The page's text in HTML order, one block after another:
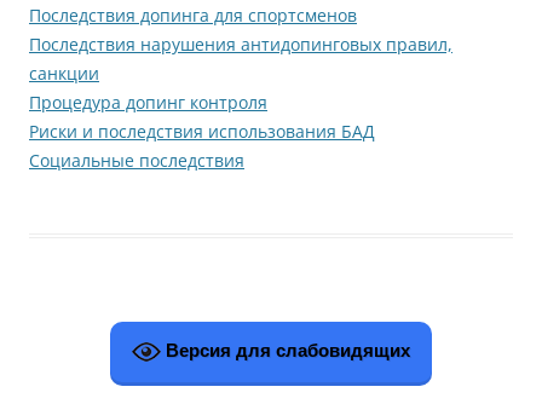
Последствия допинга для спортсменов
Последствия нарушения антидопинговых правил,
санкции
Процедура допинг контроля
Риски и последствия использования БАД
Социальные последствия
Версия для слабовидящих